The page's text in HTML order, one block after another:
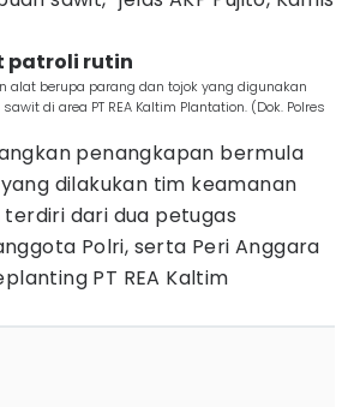
patroli rutin
alat berupa parang dan tojok yang digunakan
di area PT REA Kaltim Plantation. (Dok. Polres
penangkapan bermula
dilakukan tim keamanan
terdiri dari dua petugas
Polri, serta Peri Anggara
PT REA Kaltim